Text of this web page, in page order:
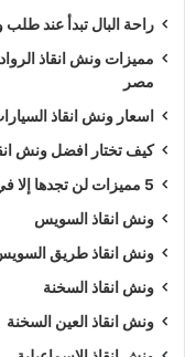
راحة البال تبدأ عند طلب
مميزات ونش انقاذ الرواد
مصر
اسعار ونش انقاذ
كيف تختار افضل ونش
5 مميزات لن تجدها إلا في ونش انقاذ الرواد لإنقاذ السيارات !
ونش انقاذ السويس
ونش انقاذ طريق
ونش انقاذ السخنة
ونش انقاذ العين السخنة